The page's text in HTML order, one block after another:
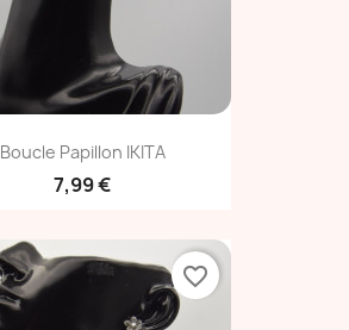
Boucle Papillon IKITA
7,99 €
favorite_border